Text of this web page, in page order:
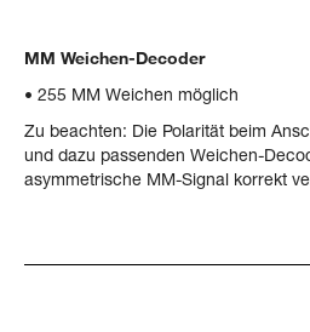
MM Weichen-Decoder
• 255 MM Weichen möglich
Zu beachten: Die Polarität beim
und dazu passenden Weichen-
asymmetrische MM-Signal korrekt